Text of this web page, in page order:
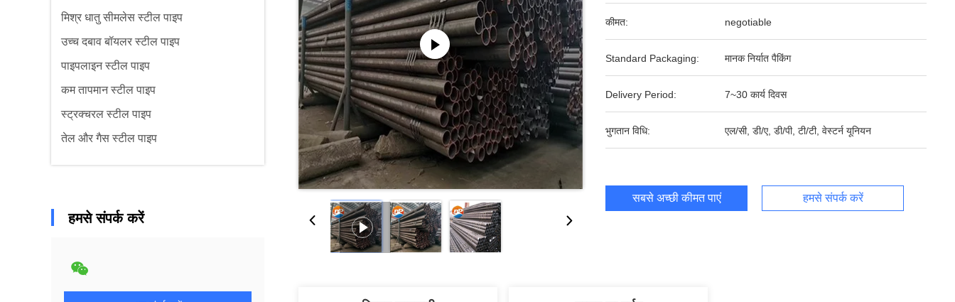
मिश्र धातु सीमलेस स्टील पाइप
उच्च दबाव बॉयलर स्टील पाइप
पाइपलाइन स्टील पाइप
कम तापमान स्टील पाइप
स्ट्रक्चरल स्टील पाइप
तेल और गैस स्टील पाइप
हमसे संपर्क करें
कीमत: negotiable
Standard Packaging: मानक निर्यात पैकिंग
Delivery Period: 7~30 कार्य दिवस
भुगतान विधि: एल/सी, डी/ए, डी/पी, टी/टी, वेस्टर्न यूनियन
सबसे अच्छी कीमत पाएं हमसे संपर्क करें